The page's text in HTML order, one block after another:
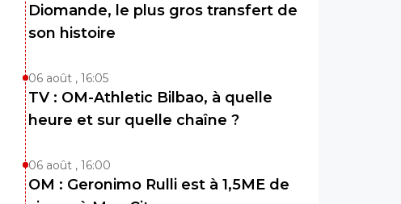
Diomande, le plus gros transfert de
son histoire
06 août , 16:05
TV : OM-Athletic Bilbao, à quelle
heure et sur quelle chaîne ?
06 août , 16:00
OM : Geronimo Rulli est à 1,5ME de